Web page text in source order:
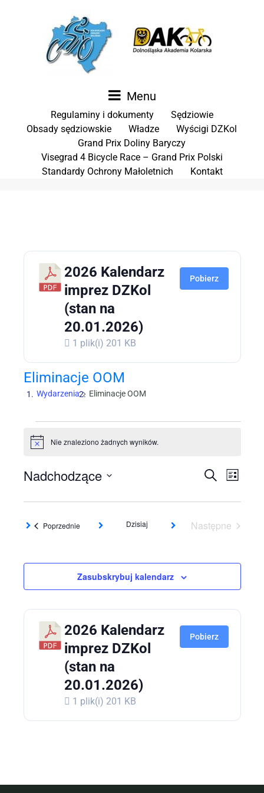
Menu
Regulaminy i dokumenty
Sędziowie
Obsady sędziowskie
Władze
Wyścigi DZKol
Grand Prix Doliny Baryczy
Visegrad 4 Bicycle Race – Grand Prix Polski
Standardy Ochrony Małoletnich
Kontakt
2026 Kalendarz
imprez DZKol
(stan na
20.01.2026)
1 plik(i) 201 KB
Pobierz
Eliminacje OOM
Wydarzenia Eliminacje OOM
Wydarzenia
Powiadomienie
Nie znaleziono żadnych wyników.
Szukaj
Lista
Nadchodzące
datę.
PoprzednieWydarzenia Dzisiaj
Następne
Zasubskrybuj kalendarz
2026 Kalendarz
imprez DZKol
(stan na
20.01.2026)
1 plik(i) 201 KB
Pobierz